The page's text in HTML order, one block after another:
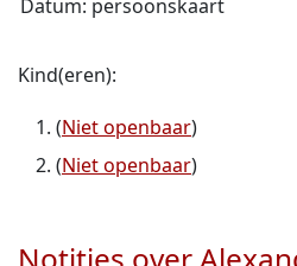
Datum: persoonskaart
Kind(eren):
(Niet openbaar)
(Niet openbaar)